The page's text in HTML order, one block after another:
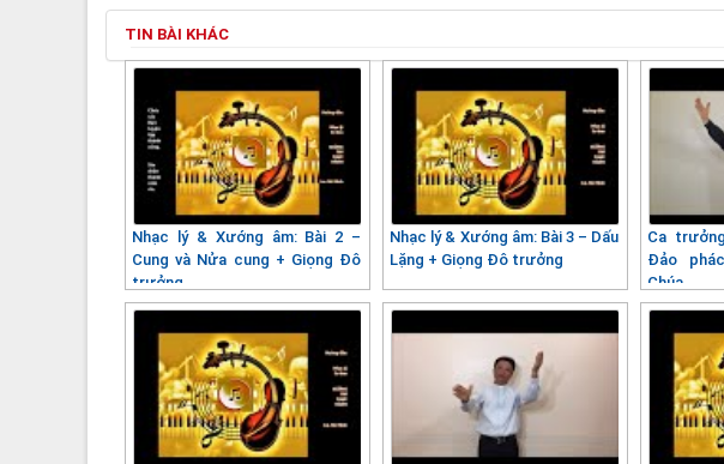
TIN BÀI KHÁC
Nhạc lý & Xướng âm: Bài 2 –
Cung và Nửa cung + Giọng Đô
trưởng
Nhạc lý & Xướng âm: Bài 3 – Dấu
Lặng + Giọng Đô trưởng
Ca
Đảo
Chúa